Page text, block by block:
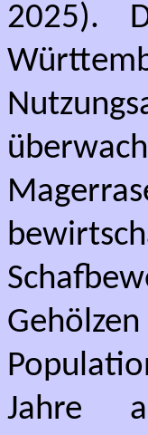
2025).
Jahre